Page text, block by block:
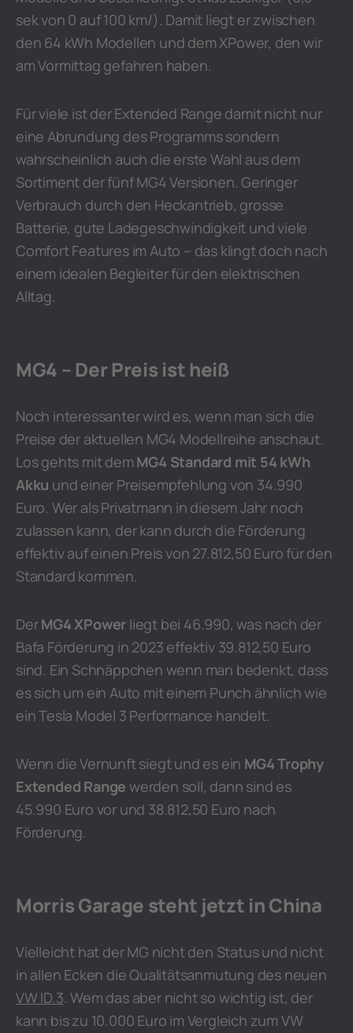
sek von 0 auf 100 km/). Damit liegt er zwischen
den 64 kWh Modellen und dem XPower, den wir
am Vormittag gefahren haben.
Für viele ist der Extended Range damit nicht nur
eine Abrundung des Programms sondern
wahrscheinlich auch die erste Wahl aus dem
Sortiment der fünf MG4 Versionen. Geringer
Verbrauch durch den Heckantrieb, grosse
Batterie, gute Ladegeschwindigkeit und viele
Comfort Features im Auto – das klingt doch nach
einem idealen Begleiter für den elektrischen
Alltag.
MG4 – Der Preis ist heiß
Noch interessanter wird es, wenn man sich die
Preise der aktuellen MG4 Modellreihe anschaut.
Los gehts mit dem MG4 Standard mit 54 kWh
Akku und einer Preisempfehlung von 34.990
Euro. Wer als Privatmann in diesem Jahr noch
zulassen kann, der kann durch die Förderung
effektiv auf einen Preis von 27.812,50 Euro für den
Standard kommen.
DerMG4 XPower liegt bei 46.990, was nach der
Bafa Förderung in 2023 effektiv 39.812,50 Euro
sind. Ein Schnäppchen wenn man bedenkt, dass
es sich um ein Auto mit einem Punch ähnlich wie
ein Tesla Model 3 Performance handelt.
Wenn die Vernunft siegt und es ein MG4 Trophy
Extended Range werden soll, dann sind es
45.990 Euro vor und 38.812,50 Euro nach
Förderung.
Morris Garage steht jetzt in China
Vielleicht hat der MG nicht den Status und nicht
in allen Ecken die Qualitätsanmutung des neuen
VW ID.3. Wem das aber nicht so wichtig ist, der
kann bis zu 10.000 Euro im Vergleich zum VW